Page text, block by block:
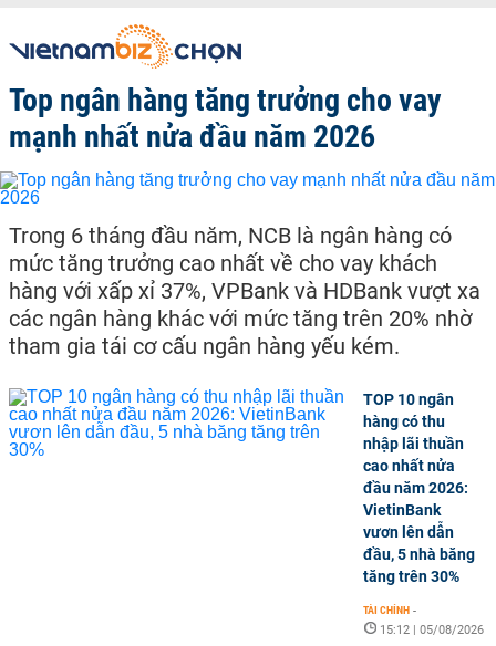
Top ngân hàng tăng trưởng cho vay
mạnh nhất nửa đầu năm 2026
Trong 6 tháng đầu năm, NCB là ngân hàng có
mức tăng trưởng cao nhất về cho vay khách
hàng với xấp xỉ 37%, VPBank và HDBank vượt xa
các ngân hàng khác với mức tăng trên 20% nhờ
tham gia tái cơ cấu ngân hàng yếu kém.
TOP 10 ngân
hàng có thu
nhập lãi thuần
cao nhất nửa
đầu năm 2026:
VietinBank
vươn lên dẫn
đầu, 5 nhà băng
tăng trên 30%
TÀI CHÍNH -
15:12 | 05/08/2026